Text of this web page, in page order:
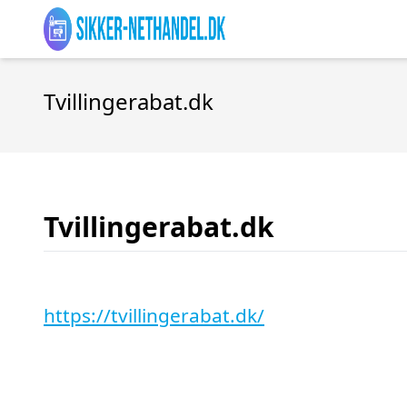
Tvillingerabat.dk
Tvillingerabat.dk
https://tvillingerabat.dk/